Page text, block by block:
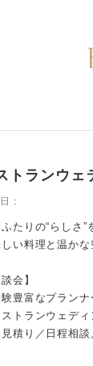
トランウェ
：
ふたりの“らしさ
い料理と温か
談会】
験豊富なプラン
ストランウェデ
見積り／日程相